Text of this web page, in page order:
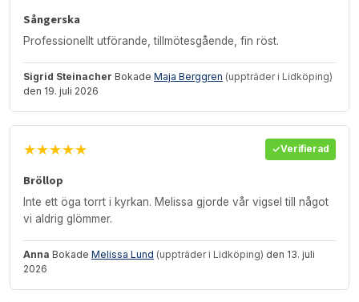
Sångerska
Professionellt utförande, tillmötesgående, fin röst.
Sigrid Steinacher Bokade Maja Berggren (uppträder i Lidköping)
den 19. juli 2026
★★★★★ Verifierad
Bröllop
Inte ett öga torrt i kyrkan. Melissa gjorde vår vigsel till något
vi aldrig glömmer.
Anna Bokade Melissa Lund (uppträder i Lidköping) den 13. juli
2026